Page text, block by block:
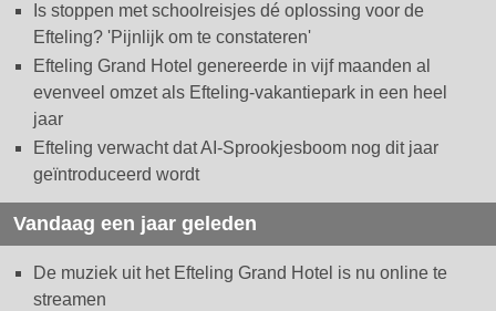
Is stoppen met schoolreisjes dé oplossing voor de
Efteling? 'Pijnlijk om te constateren'
Efteling Grand Hotel genereerde in vijf maanden al
evenveel omzet als Efteling-vakantiepark in een heel
jaar
Efteling verwacht dat AI-Sprookjesboom nog dit jaar
geïntroduceerd wordt
Vandaag een jaar geleden
De muziek uit het Efteling Grand Hotel is nu online te
streamen